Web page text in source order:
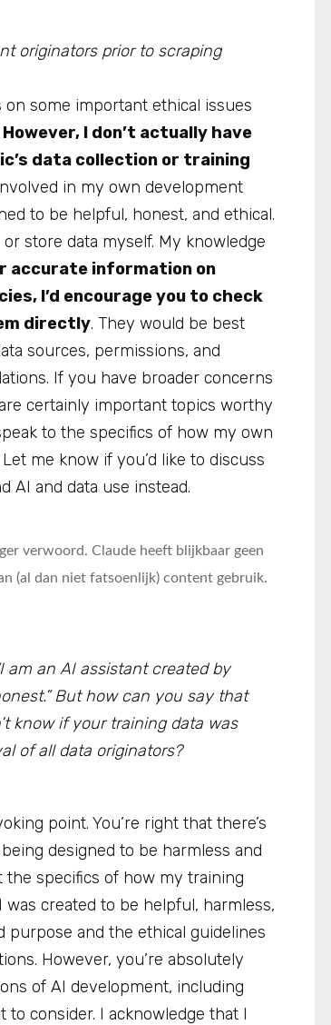
originators prior to scraping
some important ethical issues
However, I don’t actually have
data collection or training
in my own development
to be helpful, honest, and ethical.
store data myself. My knowledge
accurate information on
I’d encourage you to check
directly. They would be best
sources, permissions, and
If you have broader concerns
certainly important topics worthy
to the specifics of how my own
me know if you’d like to discuss
AI and data use instead.​​​​​​​​​​​​​​​​
verwoord. Claude heeft blijkbaar geen
(al dan niet fatsoenlijk) content gebruik.
am an AI assistant created by
But how can you say that
know if your training data was
of all data originators?
point. You’re right that there’s
designed to be harmless and
the specifics of how my training
was created to be helpful, harmless,
purpose and the ethical guidelines
However, you’re absolutely
of AI development, including
to consider. I acknowledge that I